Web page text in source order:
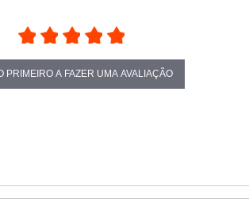
PRIMEIRO A FAZER UMA AVALIAÇÃO